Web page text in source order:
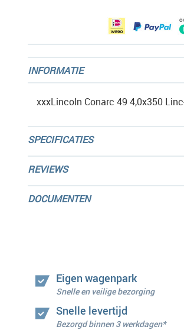
INFORMATIE
xxxLincoln Conarc 49 4,0x350
SPECIFICATIES
REVIEWS
DOCUMENTEN
Eigen wagenpark
Snelle en veilige bezorging
Snelle levertijd
Bezorgd binnen 3 werkdagen*